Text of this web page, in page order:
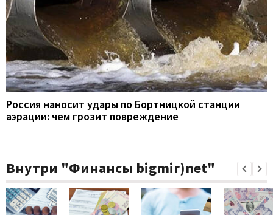
Россия наносит удары по Бортницкой станции
аэрации: чем грозит повреждение
Внутри "Финансы bigmir)net"